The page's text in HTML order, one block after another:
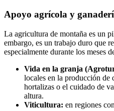
Apoyo agrícola y
La agricultura de montaña es un
embargo, es un trabajo duro que
especialmente durante los meses
Vida en la granja
locales en la producción de
hortalizas o el cuidado de
altura.
Viticultura: en regiones